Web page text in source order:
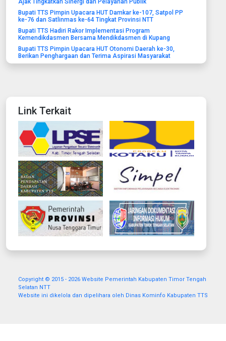
Ajak Tingkatkan Sinergi dan Pelayanan Publik
Bupati TTS Pimpin Upacara HUT Damkar ke-107, Satpol PP
ke-76 dan Satlinmas ke-64 Tingkat Provinsi NTT
Bupati TTS Hadiri Rakor Implementasi Program
Kemendikdasmen Bersama Mendikdasmen di Kupang
Bupati TTS Pimpin Upacara HUT Otonomi Daerah ke-30,
Berikan Penghargaan dan Terima Aspirasi Masyarakat
Link Terkait
Copyright © 2015 - 2026 Website Pemerintah Kabupaten Timor Tengah
Selatan NTT
Website ini dikelola dan dipelihara oleh Dinas Kominfo Kabupaten TTS